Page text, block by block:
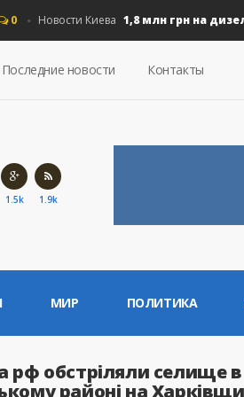
Новости Киева 1,8 млн грн на дизель:
Последние новости Контакты
1.5k 1.9k
МИР ПОЛИТИКА
рф обстріляли селище в
районі на